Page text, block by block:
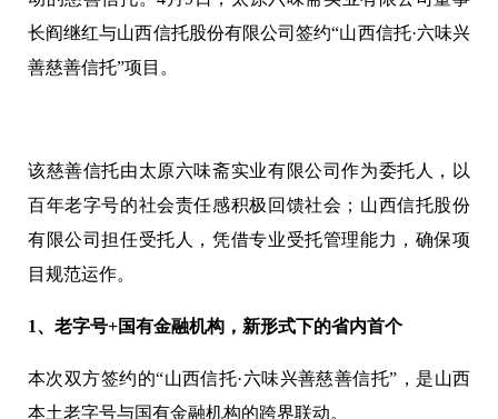
长阎继红与山西信托股份有限公司签约“山西信托·六味兴
善慈善信托”项目。
该慈善信托由太原六味斋实业有限公司作为委托人，以
百年老字号的社会责任感积极回馈社会；山西信托股份
有限公司担任受托人，凭借专业受托管理能力，确保项
目规范运作。
1、老字号+国有金融机构，新形式下的省内首个
本次双方签约的“山西信托·六味兴善慈善信托”，是山西
本土老字号与国有金融机构的跨界联动。